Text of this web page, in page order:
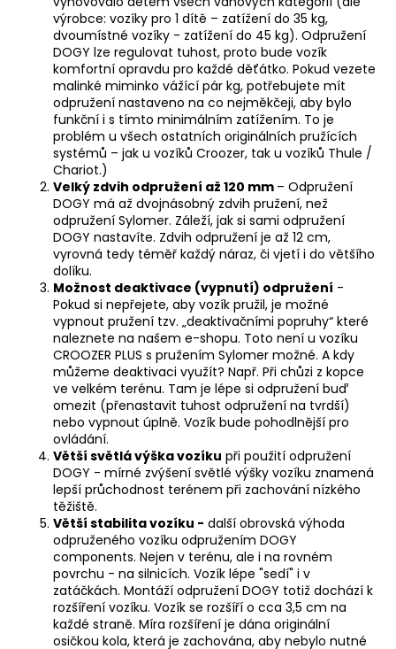
výrobce: vozíky pro 1 dítě – zatížení do 35 kg,
dvoumístné vozíky - zatížení do 45 kg). Odpružení
DOGY lze regulovat tuhost, proto bude vozík
komfortní opravdu pro každé děťátko. Pokud vezete
malinké miminko vážící pár kg, potřebujete mít
odpružení nastaveno na co nejměkčeji, aby bylo
funkční i s tímto minimálním zatížením. To je
problém u všech ostatních originálních pružících
systémů – jak u vozíků Croozer, tak u vozíků Thule /
Chariot.)
Velký zdvih odpružení až 120 mm – Odpružení
DOGY má až dvojnásobný zdvih pružení, než
odpružení Sylomer. Záleží, jak si sami odpružení
DOGY nastavíte. Zdvih odpružení je až 12 cm,
vyrovná tedy téměř každý náraz, či vjetí i do většího
dolíku.
Možnost deaktivace (vypnutí) odpružení -
Pokud si nepřejete, aby vozík pružil, je možné
vypnout pružení tzv. „deaktivačními popruhy“ které
naleznete na našem e-shopu. Toto není u vozíku
CROOZER PLUS s pružením Sylomer možné. A kdy
můžeme deaktivaci využít? Např. Při chůzi z kopce
ve velkém terénu. Tam je lépe si odpružení buď
omezit (přenastavit tuhost odpružení na tvrdší)
nebo vypnout úplně. Vozík bude pohodlnější pro
ovládání.
Větší světlá výška vozíku při použití odpružení
DOGY - mírné zvýšení světlé výšky vozíku znamená
lepší průchodnost terénem při zachování nízkého
těžiště.
Větší stabilita vozíku - další obrovská výhoda
odpruženého vozíku odpružením DOGY
components. Nejen v terénu, ale i na rovném
povrchu - na silnicích. Vozík lépe "sedí" i v
zatáčkách. Montáží odpružení DOGY totiž dochází k
rozšíření vozíku. Vozík se rozšíří o cca 3,5 cm na
každé straně. Míra rozšíření je dána originální
osičkou kola, která je zachována, aby nebylo nutné